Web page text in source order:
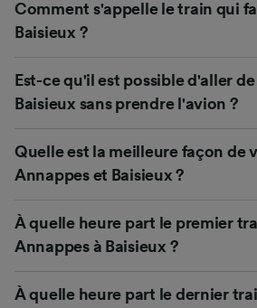
Comment s'appelle le train qui
Baisieux ?
Est-ce qu'il est possible d'aller
Baisieux sans prendre l'avion ?
Quelle est la meilleure façon de
Annappes et Baisieux ?
À quelle heure part le premier
Annappes à Baisieux ?
À quelle heure part le dernier